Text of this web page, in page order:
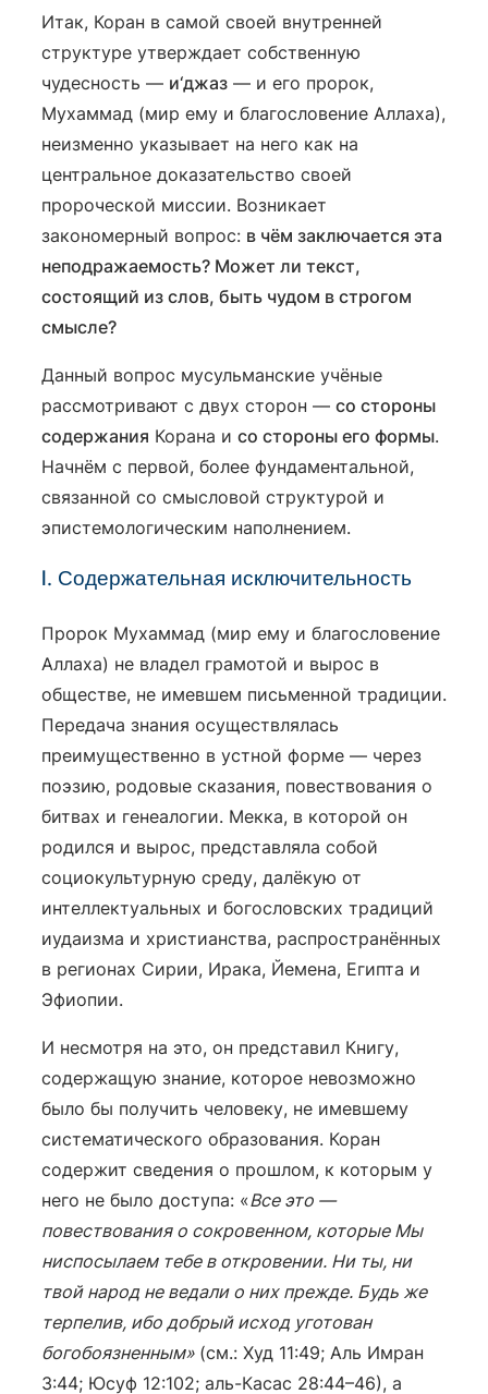
Итак, Коран в самой своей внутренней
структуре утверждает собственную
чудесность — и‘джаз — и его пророк,
Мухаммад (мир ему и благословение Аллаха),
неизменно указывает на него как на
центральное доказательство своей
пророческой миссии. Возникает
закономерный вопрос: в чём заключается эта
неподражаемость? Может ли текст,
состоящий из слов, быть чудом в строгом
смысле?
Данный вопрос мусульманские учёные
рассмотривают с двух сторон — со стороны
содержания Корана и со стороны его формы.
Начнём с первой, более фундаментальной,
связанной со смысловой структурой и
эпистемологическим наполнением.
I. Содержательная исключительность
Пророк Мухаммад (мир ему и благословение
Аллаха) не владел грамотой и вырос в
обществе, не имевшем письменной традиции.
Передача знания осуществлялась
преимущественно в устной форме — через
поэзию, родовые сказания, повествования о
битвах и генеалогии. Мекка, в которой он
родился и вырос, представляла собой
социокультурную среду, далёкую от
интеллектуальных и богословских традиций
иудаизма и христианства, распространённых
в регионах Сирии, Ирака, Йемена, Египта и
Эфиопии.
И несмотря на это, он представил Книгу,
содержащую знание, которое невозможно
было бы получить человеку, не имевшему
систематического образования. Коран
содержит сведения о прошлом, к которым у
него не было доступа: «Все это —
повествования о сокровенном, которые Мы
ниспосылаем тебе в откровении. Ни ты, ни
твой народ не ведали о них прежде. Будь же
терпелив, ибо добрый исход уготован
богобоязненным» (см.: Худ 11:49; Аль Имран
3:44; Юсуф 12:102; аль-Касас 28:44–46), а